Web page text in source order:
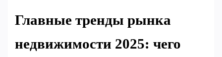
Главные тренды рынка
недвижимости 2025: чего